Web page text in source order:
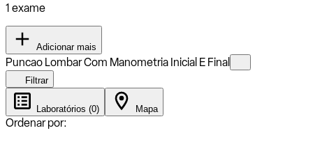
1 exame
Adicionar mais
Puncao Lombar Com Manometria Inicial E Final
Filtrar
Laboratórios (0) Mapa
Ordenar por: